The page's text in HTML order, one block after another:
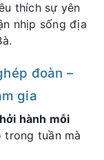
thích sự yên
nhịp sống địa
đoàn –
gia
hành mỗi
trong tuần mà